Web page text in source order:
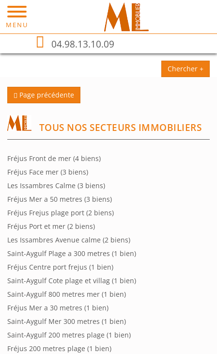
MENU
04.98.13.10.09
Chercher +
Page précédente
TOUS NOS SECTEURS IMMOBILIERS
Fréjus Front de mer (4 biens)
Fréjus Face mer (3 biens)
Les Issambres Calme (3 biens)
Fréjus Mer a 50 metres (3 biens)
Fréjus Frejus plage port (2 biens)
Fréjus Port et mer (2 biens)
Les Issambres Avenue calme (2 biens)
Saint-Aygulf Plage a 300 metres (1 bien)
Fréjus Centre port frejus (1 bien)
Saint-Aygulf Cote plage et villag (1 bien)
Saint-Aygulf 800 metres mer (1 bien)
Fréjus Mer a 30 metres (1 bien)
Saint-Aygulf Mer 300 metres (1 bien)
Saint-Aygulf 200 metres plage (1 bien)
Fréjus 200 metres plage (1 bien)